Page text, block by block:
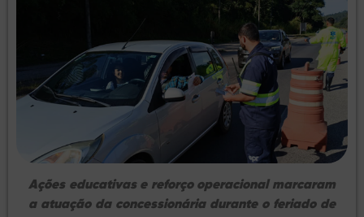
Ações educativas e reforço operacional marcaram
a atuação da concessionária durante o feriado de